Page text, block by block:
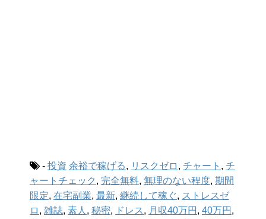
- 投資 余裕で稼げる, リスクゼロ , チャート , チ
ャートチェック , 完全無料, 無理のない程度, 期間
限定, 在宅副業, 最新, 継続して稼ぐ, ストレスゼ
ロ , 雑誌, 素人 , 秘密, ドレス , 月収40万円 , 40万円 ,